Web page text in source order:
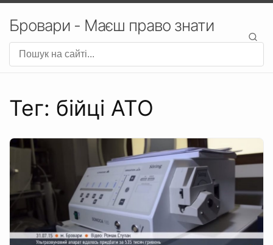
Бровари - Маєш право знати
Тег: бійці АТО